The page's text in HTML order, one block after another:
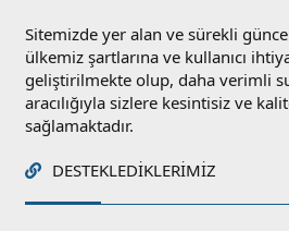
Sitemizde yer alan ve sürekli
ülkemiz şartlarına ve kullanıcı
geliştirilmekte olup, daha verimli
aracılığıyla sizlere kesintisiz ve
sağlamaktadır.
DESTEKLEDIKLERIMIZ